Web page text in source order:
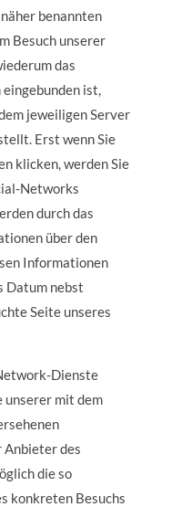
benannten
Besuch unserer
das
ist,
jeweiligen Server
Erst wenn Sie
klicken, werden Sie
Networks
durch das
über den
Informationen
Datum nebst
Seite unseres
Dienste
unserer mit dem
Anbieter des
die so
konkreten Besuchs